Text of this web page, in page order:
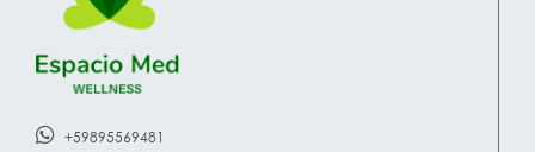
+59895569481